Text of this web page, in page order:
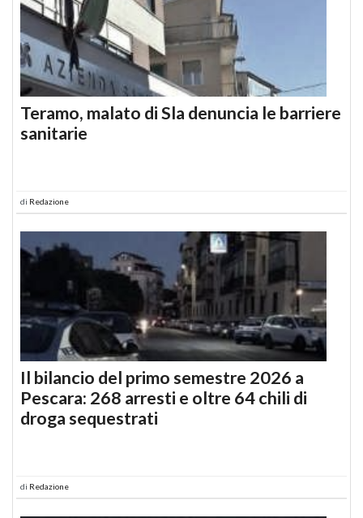
Teramo, malato di Sla denuncia le barriere
sanitarie
di Redazione
Il bilancio del primo semestre 2026 a
Pescara: 268 arresti e oltre 64 chili di
droga sequestrati
di Redazione